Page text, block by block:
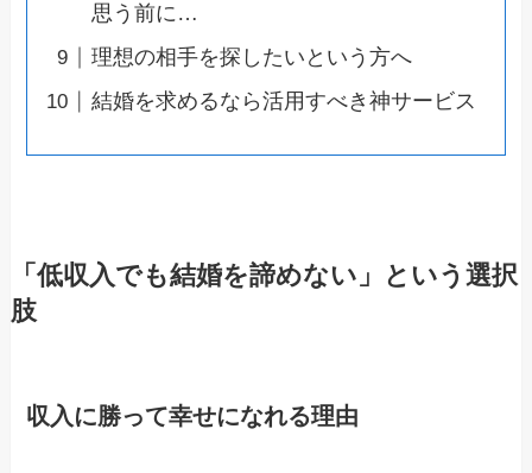
思う前に…
理想の相手を探したいという方へ
結婚を求めるなら活用すべき神サービス
「低収入でも結婚を諦めない」という選択
肢
収入に勝って幸せになれる理由